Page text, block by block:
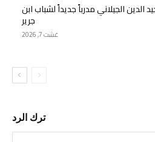
الدين الجيلاني مدرباً جديداً لشباب ابن
جرير
غشت 7, 2026
ترك الرد